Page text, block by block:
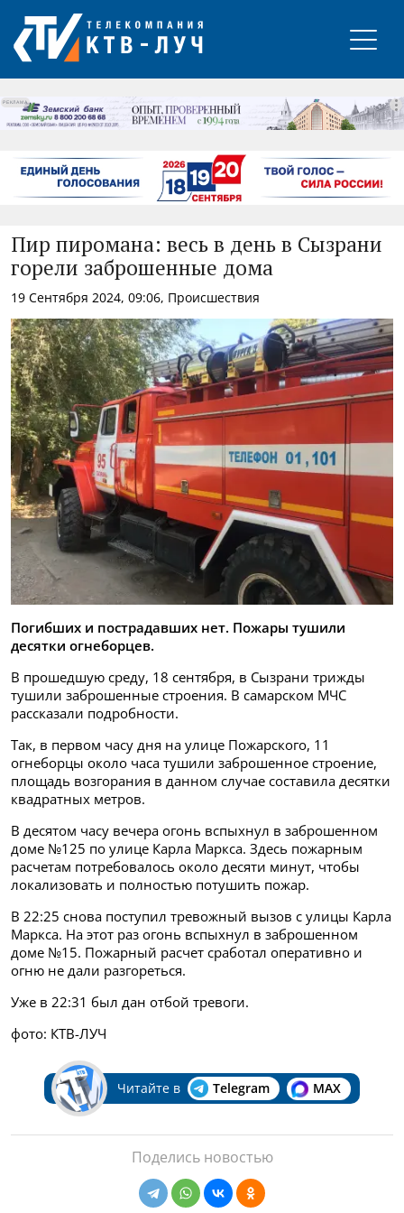
РЕКЛАМА
Пир пиромана: весь в день в Сызрани
горели заброшенные дома
19 Сентября 2024, 09:06, Происшествия
Погибших и пострадавших нет. Пожары тушили
десятки огнеборцев.
В прошедшую среду, 18 сентября, в Сызрани трижды
тушили заброшенные строения. В самарском МЧС
рассказали подробности.
Так, в первом часу дня на улице Пожарского, 11
огнеборцы около часа тушили заброшенное строение,
площадь возгорания в данном случае составила десятки
квадратных метров.
В десятом часу вечера огонь вспыхнул в заброшенном
доме №125 по улице Карла Маркса. Здесь пожарным
расчетам потребовалось около десяти минут, чтобы
локализовать и полностью потушить пожар.
В 22:25 снова поступил тревожный вызов с улицы Карла
Маркса. На этот раз огонь вспыхнул в заброшенном
доме №15. Пожарный расчет сработал оперативно и
огню не дали разгореться.
Уже в 22:31 был дан отбой тревоги.
фото: КТВ-ЛУЧ
Читайте в Telegram MAX
Поделись новостью